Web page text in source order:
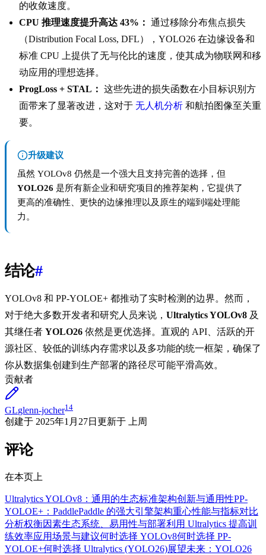
的收敛速度。
CPU 推理速度提升高达 43%： 通过移除分布焦点损失
（Distribution Focal Loss, DFL），YOLO26 在边缘设备和
标准 CPU 上提供了无与伦比的速度，使其成为物联网和移
动应用的理想选择。
ProgLoss + STAL： 这些先进的损失函数在小目标识别方
面带来了显著改进，这对于 无人机分析 和航拍图像至关重
要。
升级建议
虽然 YOLOv8 仍然是一个强大且支持完善的选择，但
YOLO26 是所有新企业和研究项目的推荐架构，它提供了
更高的准确性、更快的边缘推理以及原生的端到端处理能
力。
结论#
YOLOv8 和 PP-YOLOE+ 都推动了实时检测的边界。然而，
对于绝大多数开发者和研究人员来说， Ultralytics YOLOv8 及
其继任者 YOLO26 依然是更优选择。直观的 API、活跃的开
源社区、较低的训练内存需求以及多功能的统一框架，确保了
你从数据集创建到生产部署的路径尽可能平滑高效。
贡献者
GLglenn-jocher14
创建于 2025年1月27日 更新于 上周
评论
在本页上
Ultralytics YOLOv8：通用的生态标准架构创新与通用性PP-
YOLOE+：PaddlePaddle 的强大引擎架构重心性能与指标对比
分析权衡因素生态系统、易用性与部署利用 Ultralytics 提高训
练效率应用场景与建议何时选择 YOLOv8何时选择 PP-
YOLOE+何时选择 Ultralytics (YOLO26)展望未来：YOLO26